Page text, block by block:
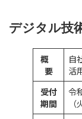
デジタル技
概
要
自
活
受付
期間
令